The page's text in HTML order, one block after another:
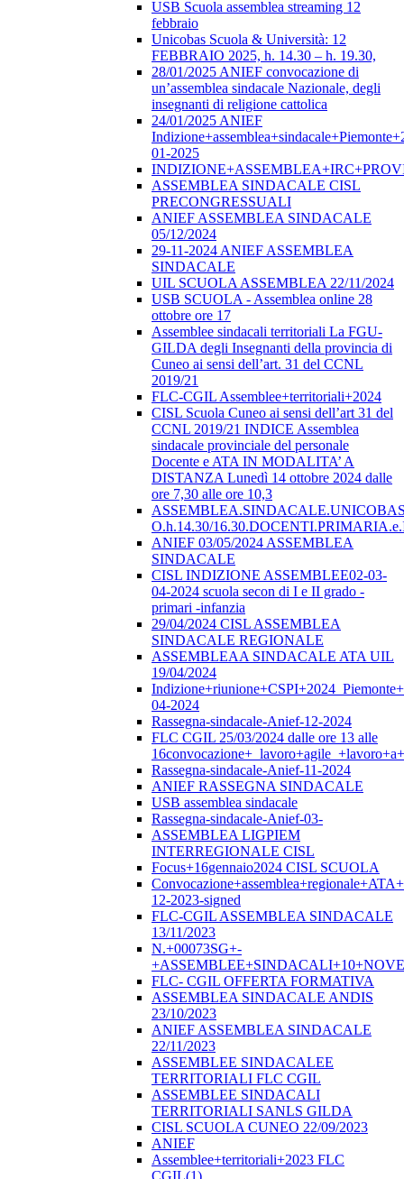
USB Scuola assemblea streaming 12
febbraio
Unicobas Scuola & Università: 12
FEBBRAIO 2025, h. 14.30 – h. 19.30,
28/01/2025 ANIEF convocazione di
un’assemblea sindacale Nazionale, degli
insegnanti di religione cattolica
24/01/2025 ANIEF
01-2025
ASSEMBLEA SINDACALE CISL
PRECONGRESSUALI
ANIEF ASSEMBLEA SINDACALE
05/12/2024
29-11-2024 ANIEF ASSEMBLEA
SINDACALE
UIL SCUOLA ASSEMBLEA 22/11/2024
USB SCUOLA - Assemblea online 28
ottobre ore 17
Assemblee sindacali territoriali La FGU-
GILDA degli Insegnanti della provincia di
Cuneo ai sensi dell’art. 31 del CCNL
2019/21
FLC-CGIL Assemblee+territoriali+2024
CISL Scuola Cuneo ai sensi dell’art 31 del
CCNL 2019/21 INDICE Assemblea
sindacale provinciale del personale
Docente e ATA IN MODALITA’ A
DISTANZA Lunedì 14 ottobre 2024 dalle
ore 7,30 alle ore 10,3
O.h.14.30/
ANIEF 03/05/2024 ASSEMBLEA
SINDACALE
CISL INDIZIONE ASSEMBLEE02-03-
04-2024 scuola secon di I e II grado -
primari -infanzia
29/04/2024 CISL ASSEMBLEA
SINDACALE REGIONALE
ASSEMBLEAA SINDACALE ATA UIL
19/04/2024
04-2024
Rassegna-sindacale-Anief-12-2024
FLC CGIL 25/03/2024 dalle ore 13 alle
Rassegna-sindacale-Anief-11-2024
ANIEF RASSEGNA SINDACALE
USB assemblea sindacale
Rassegna-sindacale-Anief-03-
ASSEMBLEA LIGPIEM
INTERREGIONALE CISL
Focus+16gennaio2024 CISL SCUOLA
12-2023-signed
FLC-CGIL ASSEMBLEA SINDACALE
13/11/2023
N.+00073SG+-
FLC- CGIL OFFERTA FORMATIVA
ASSEMBLEA SINDACALE ANDIS
23/10/2023
ANIEF ASSEMBLEA SINDACALE
22/11/2023
ASSEMBLEE SINDACALEE
TERRITORIALI FLC CGIL
ASSEMBLEE SINDACALI
TERRITORIALI SANLS GILDA
CISL SCUOLA CUNEO 22/09/2023
ANIEF
Assemblee+territoriali+2023 FLC